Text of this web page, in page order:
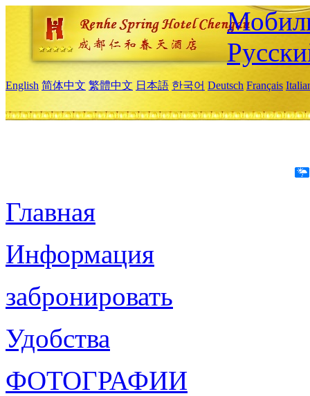
English 简体中文 繁體中文 日本語 한국어 Deutsch Français
Главная
Информация
забронировать
Удобства
ФОТОГРАФИИ